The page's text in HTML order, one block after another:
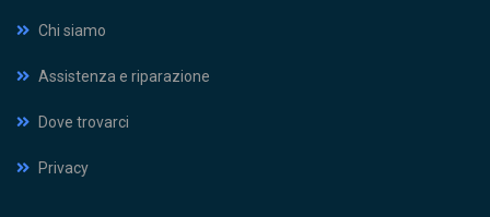
Chi siamo
Assistenza e riparazione
Dove trovarci
Privacy